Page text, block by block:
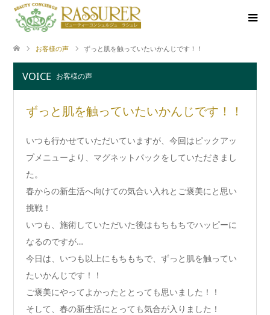
お客様の声 ずっと肌を触っていたいかんじです！！
VOICE お客様の声
ずっと肌を触っていたいかんじです！！
いつも行かせていただいていますが、今回はピックアッ
プメニューより、マグネットパックをしていただきまし
た。
春からの新生活へ向けての気合い入れとご褒美にと思い
挑戦！
いつも、施術していただいた後はもちもちでハッピーに
なるのですが…
今日は、いつも以上にもちもちで、ずっと肌を触ってい
たいかんじです！！
ご褒美にやってよかったととっても思いました！！
そして、春の新生活にとっても気合が入りました！